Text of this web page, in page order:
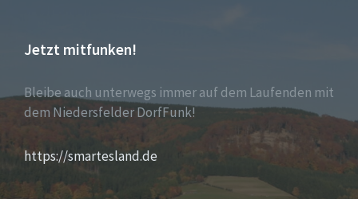
Jetzt mitfunken!
Bleibe auch unterwegs immer auf dem Laufenden mit
dem Niedersfelder DorfFunk!
https://smartesland.de